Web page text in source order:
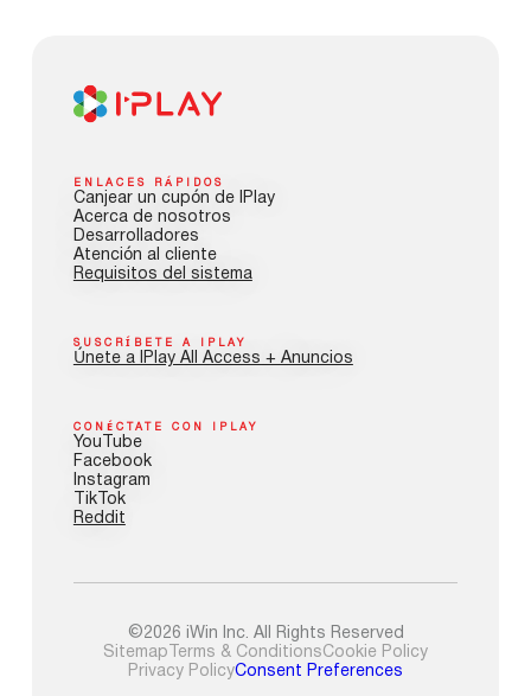
ENLACES RÁPIDOS
Canjear un cupón de IPlay
Acerca de nosotros
Desarrolladores
Atención al cliente
Requisitos del sistema
SUSCRÍBETE A IPLAY
Únete a IPlay All Access + Anuncios
CONÉCTATE CON IPLAY
YouTube
Facebook
Instagram
TikTok
Reddit
©2026 iWin Inc. All Rights Reserved
Sitemap Terms & ConditionsCookie Policy
Privacy PolicyConsent Preferences